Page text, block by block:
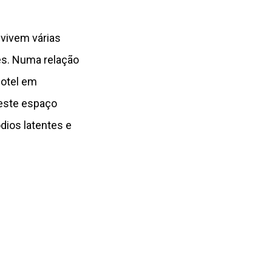
várias
Numa relação
em
espaço
latentes e